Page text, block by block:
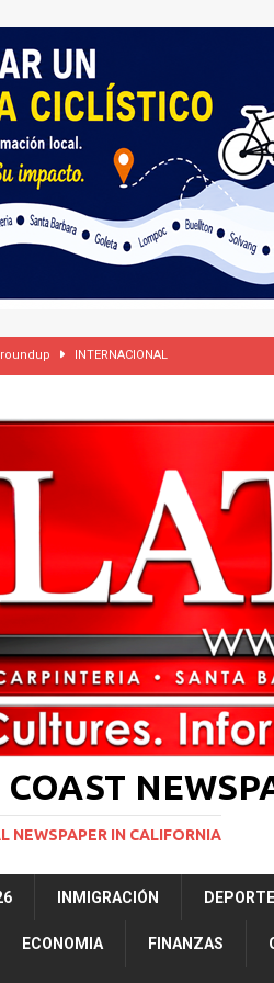
INTERNACIONAL
el ‘efecto Vini’. Brasil 1 – Colombia 1
levanta suspensión a ley de Texas que
invernal desatará la mayor nevada en lo
medidas ejecutivas para restringir la
INTERNACIONAL
NEWSPAPER IN CALIFORNIA
INMIGRACIÓN
ECONOMIA FINANZAS